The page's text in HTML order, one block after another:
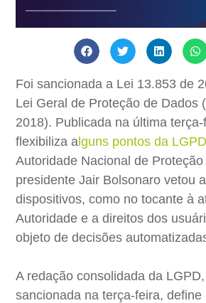
Foi sancionada a Lei 13.853 de
Lei Geral de Proteção de Dados
2018). Publicada na última
flexibiliza alguns pontos da LGPD
Autoridade Nacional de
presidente Jair Bolsonaro vetou
dispositivos, como no tocante à
Autoridade e a direitos dos
objeto de decisões
A redação consolidada da
sancionada na terça-feira, define